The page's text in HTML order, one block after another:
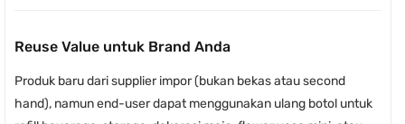
Reuse Value untuk Brand Anda
Produk baru dari supplier impor (bukan bekas atau second
hand), namun end-user dapat menggunakan ulang botol untuk